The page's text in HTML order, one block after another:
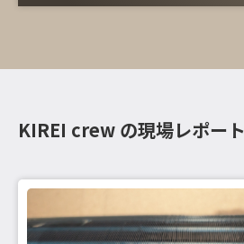
KIREI crew の現場レポート